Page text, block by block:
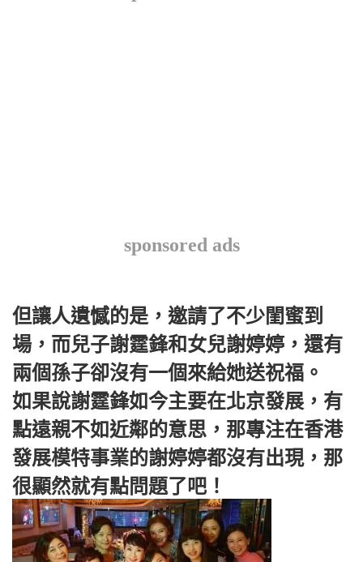
sponsored ads
但讓人遺憾的是，邀請了不少閨蜜到
場，而兒子謝霆鋒和女兒謝婷婷，還有
兩個孫子卻沒有一個來給她送祝福。
如果說謝霆鋒如今主要在北京發展，有
點遠親不如近鄰的意思，那專注在香港
發展模特事業的謝婷婷都沒有出現，那
很顯然就有點問題了吧！